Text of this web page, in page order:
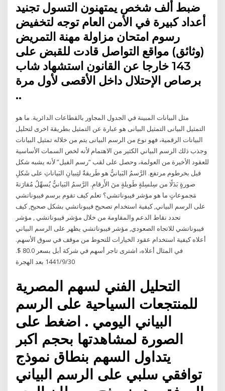
ضبط ألف شخص يمتهنون التسول تجنيد
أعداد كبيرة في الأمن العام توجه لتخفيض
رسوم امتحان مزاولة مهنة التمريض
(وثائق) مواقع التواصل قادت للقبض على
143 خارجا عن القانون استشهاد شاب
برصاص الإحتلال داخل الأقصى لأول مرة
..
مثل البيانات المبينة في الجدول المجاور بالقطاعات الدائرية. ما هو
التمثيل البيانى التمثيل البيانى هو عبارة عن التمثيل بطريقة اخرى لتحليل
البيانات الرقمية، فهو نوع من الرسم البيانى يتم من خلاله تمثيل البيانات
وجذب ذلك الرسم البياني الكثير من الاهتمام لأنه لخص السمات الأساسية
للعقود الأخيرة من العولمة، وحصل على لقب “رسم الفيل” لأنه يشبه شكل
فيل بخرطوم مرتفع. الرَّسمُ البَيانيُّ هو طَريقةٌ لتِبيانِ البَياناتِ على شَكلِ
صورةٍ بَدَلًا من سِلسِلةٍ طَويلةٍ منَ الأَرقامِ. الرَّسمُ البَيانيُّ يُسهِّلُ مُقارَنةَ
مَجموعاتٍ ما هو مؤشر فيبوناتشي؟ تعلم كيف تقوم برسم فيبوناتشي
على الرسم البياني, كيفية استخدام تصحيح فيبوناتشي بشكل صحيح, كيف
تحدد نقاط الدعم والمقاومة من خلال مؤشر فيبوناتشي , مؤشر
فيبوناتشي للاتجاه الصعودي, مؤشر فيبوناتشي يظهر على الرسم البياني
أعلاه كيفية استخدام عقود الخيارات للتحوط من موقف في سوق الأسهم.
في المثال أعلاه، اشترى تاجر أسهم في شركة أبل بسعر 80.0 $.
30‏‏/9‏‏/1441 بعد الهجرة
التحليل الفني لسهم المصرية
للمنتجعات السياحية على الرسم
البياني اليومي . اضغط على
الصورة لمشاهدتها بحجم اكبر
يتداول السهم بنطاق نموذج
توافقي سلبي على الرسم البياني